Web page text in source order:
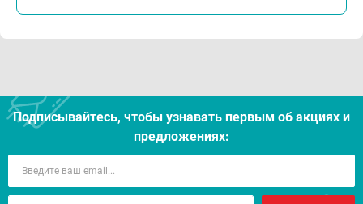
Подписывайтесь, чтобы узнавать первым об акцияx и
предложениях: